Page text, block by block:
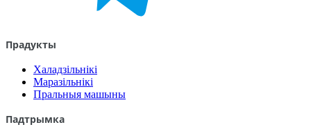
Прадукты
Халадзільнікі
Маразільнікі
Пральныя машыны
Падтрымка